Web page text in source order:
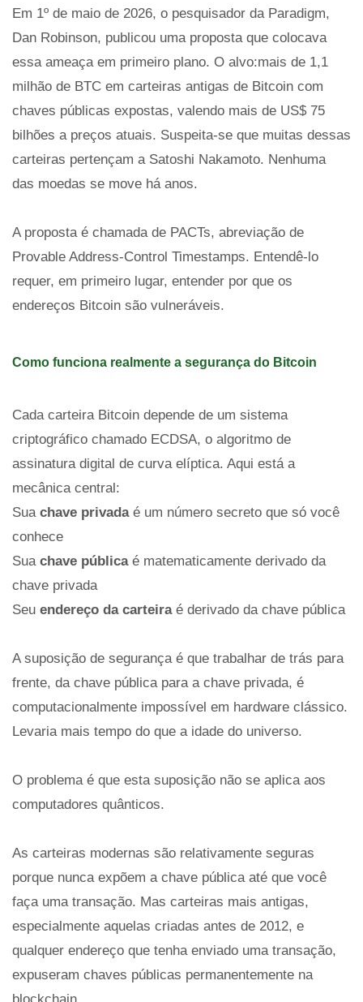
Em 1º de maio de 2026, o pesquisador da Paradigm,
Dan Robinson, publicou uma proposta que colocava
essa ameaça em primeiro plano. O alvo:mais de 1,1
milhão de BTC em carteiras antigas de Bitcoin com
chaves públicas expostas, valendo mais de US$ 75
bilhões a preços atuais. Suspeita-se que muitas dessas
carteiras pertençam a Satoshi Nakamoto. Nenhuma
das moedas se move há anos.
A proposta é chamada de PACTs, abreviação de
Provable Address-Control Timestamps. Entendê-lo
requer, em primeiro lugar, entender por que os
endereços Bitcoin são vulneráveis.
Como funciona realmente a segurança do Bitcoin
Cada carteira Bitcoin depende de um sistema
criptográfico chamado ECDSA, o algoritmo de
assinatura digital de curva elíptica. Aqui está a
mecânica central:
Sua chave privadaé um número secreto que só você
conhece
Sua chave públicaé matematicamente derivado da
chave privada
Seu endereço da carteiraé derivado da chave pública
A suposição de segurança é que trabalhar de trás para
frente, da chave pública para a chave privada, é
computacionalmente impossível em hardware clássico.
Levaria mais tempo do que a idade do universo.
O problema é que esta suposição não se aplica aos
computadores quânticos.
As carteiras modernas são relativamente seguras
porque nunca expõem a chave pública até que você
faça uma transação. Mas carteiras mais antigas,
especialmente aquelas criadas antes de 2012, e
qualquer endereço que tenha enviado uma transação,
expuseram chaves públicas permanentemente na